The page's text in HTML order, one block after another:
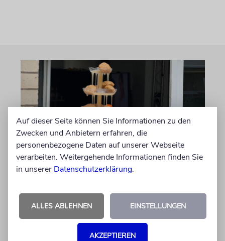
ZAHL DER WOCHE
Fun Facts und Wissenswertes
Auf dieser Seite können Sie Informationen zu den
Zwecken und Anbietern erfahren, die
personenbezogene Daten auf unserer Webseite
verarbeiten. Weitergehende Informationen finden Sie
in unserer Datenschutzerklärung.
ALLES ABLEHNEN EINSTELLUNGEN
AKZEPTIEREN